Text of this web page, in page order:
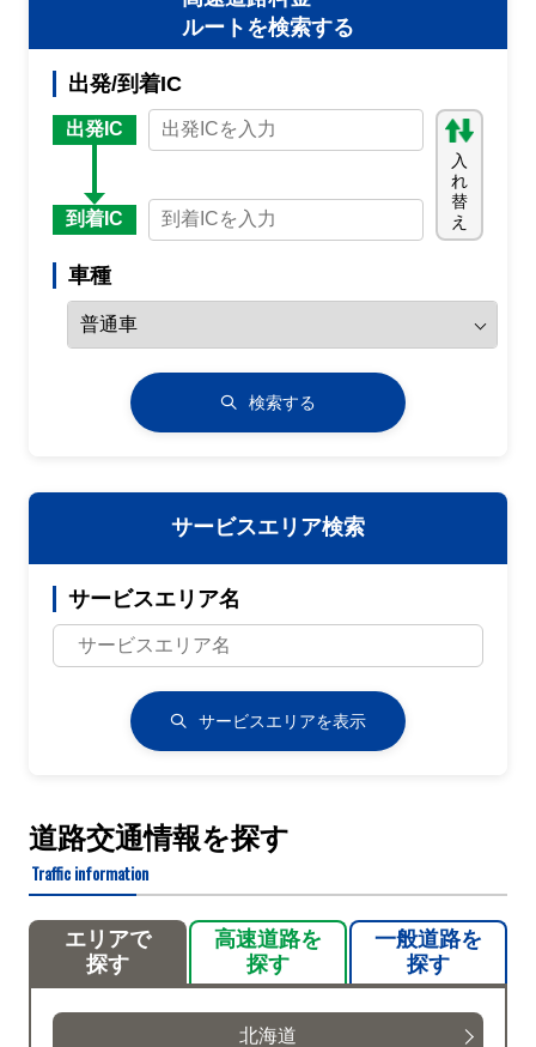
ルートを検索する
出発/到着IC
出発IC
到着IC
入
れ
替
え
車種
検索する
サービスエリア検索
サービスエリア名
サービスエリアを表示
道路交通情報を探す
Traffic information
エリアで
探す
高速道路を
探す
一般道路を
探す
北海道